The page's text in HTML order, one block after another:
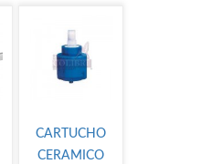
CARTUCHO
CERAMICO